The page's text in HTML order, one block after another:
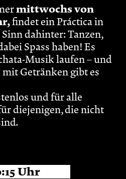
mittwochs von
findet ein Práctica in
dahinter: Tanzen,
Spass haben! Es
Musik laufen – und
Getränken gibt es
und für alle
diejenigen, die nicht
Uhr